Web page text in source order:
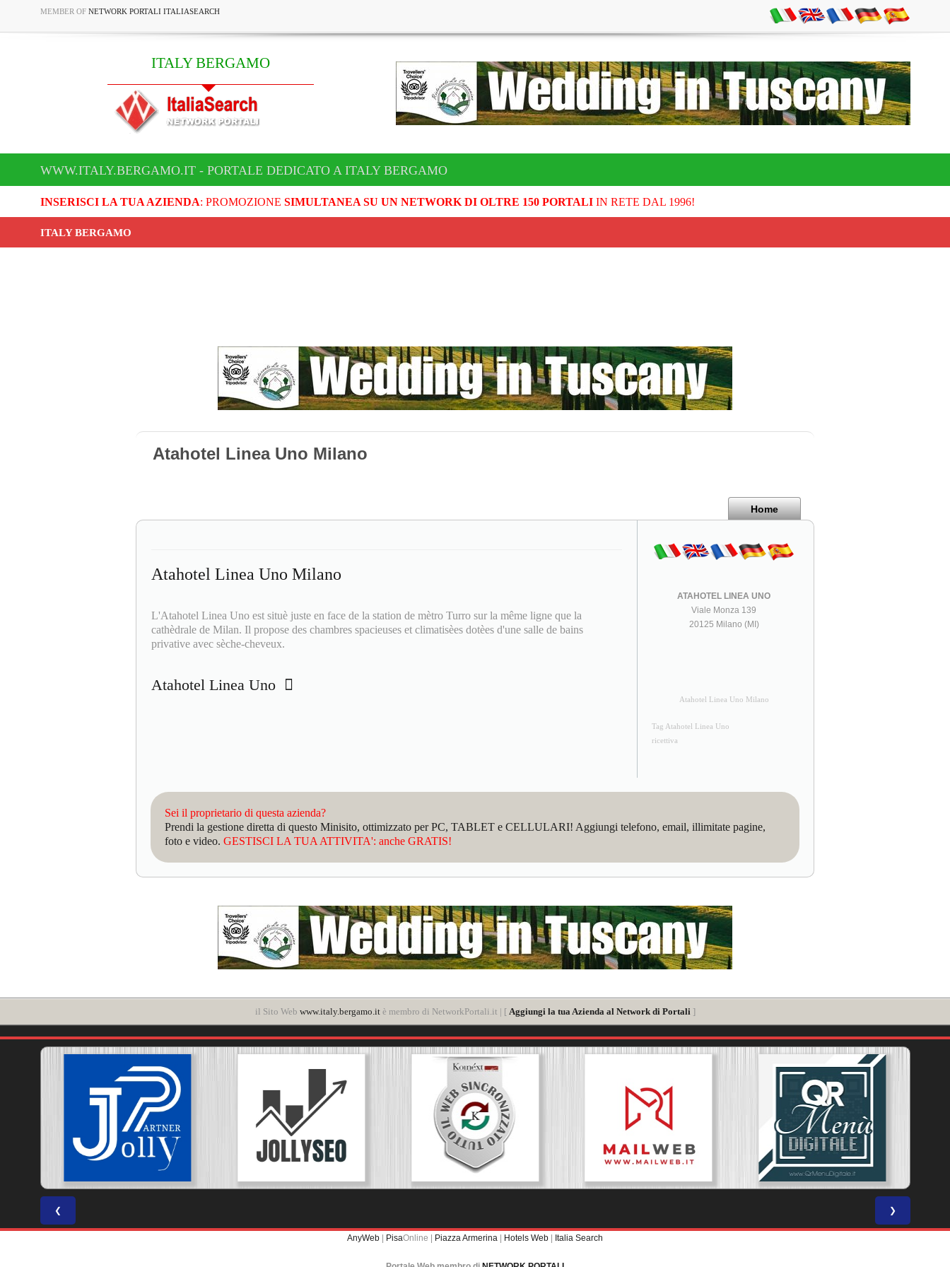
MEMBER OF NETWORK PORTALI ITALIASEARCH
ITALY BERGAMO
WWW.ITALY.BERGAMO.IT - PORTALE DEDICATO A ITALY BERGAMO
INSERISCI LA TUA AZIENDA: PROMOZIONE SIMULTANEA SU UN NETWORK DI OLTRE 150 PORTALIIN RETE DAL 1996!
ITALY BERGAMO
Atahotel Linea Uno Milano
Home
Atahotel Linea Uno Milano
L'Atahotel Linea Uno est situè juste en face de la station de mètro Turro sur la même ligne que la
cathèdrale de Milan. Il propose des chambres spacieuses et climatisèes dotèes d'une salle de bains
privative avec sèche-cheveux.
Atahotel Linea Uno
ATAHOTEL LINEA UNO
Viale Monza 139
20125 Milano (MI)
Atahotel Linea Uno Milano
Tag Atahotel Linea Uno
ricettiva
Sei il proprietario di questa azienda?
Prendi la gestione diretta di questo Minisito, ottimizzato per PC, TABLET e CELLULARI! Aggiungi telefono, email, illimitate pagine,
foto e video. GESTISCI LA TUA ATTIVITA': anche GRATIS!
il Sito Web www.italy.bergamo.itè membro di NetworkPortali.it | [ Aggiungi la tua Azienda al Network di Portali ]
❮ ❯
AnyWeb | PisaOnline | Piazza Armerina | Hotels Web | Italia Search